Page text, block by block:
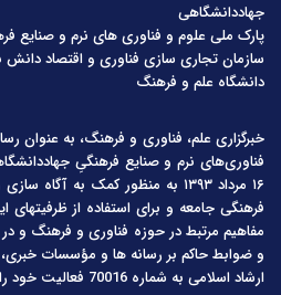
جهاددانشگاهی
پارک ملی علوم و فناوری های نرم و صنایع
سازمان تجاری سازی فناوری و اقتصاد دانش
دانشگاه علم و فرهنگ
خبرگزاری علم، فناوری و فرهنگ، به عنوان
فناوری‌های نرم و صنایع فرهنگیِ
۱۶ مرداد ۱۳۹۳ به منظور کمک به
فرهنگی جامعه و برای استفاده از
مفاهیم مرتبط در حوزه فناوری و فرهنگ و
و ضوابط حاکم بر رسانه ها و مؤسسات
ارشاد اسلامی به شماره 70016 فعالیت خود را آغاز کرده است.